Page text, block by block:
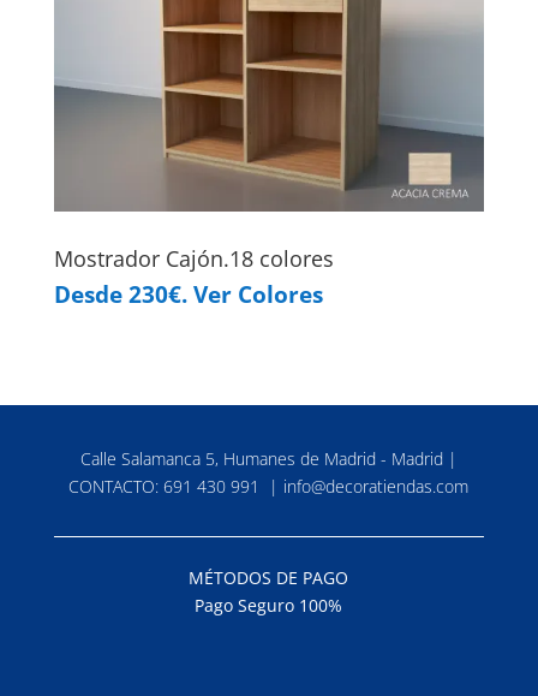
Mostrador Cajón.18 colores
Desde 230€. Ver Colores
Calle Salamanca 5, Humanes de Madrid - Madrid |
CONTACTO:691 430 991 | info@decoratiendas.com
MÉTODOS DE PAGO
Pago Seguro 100%